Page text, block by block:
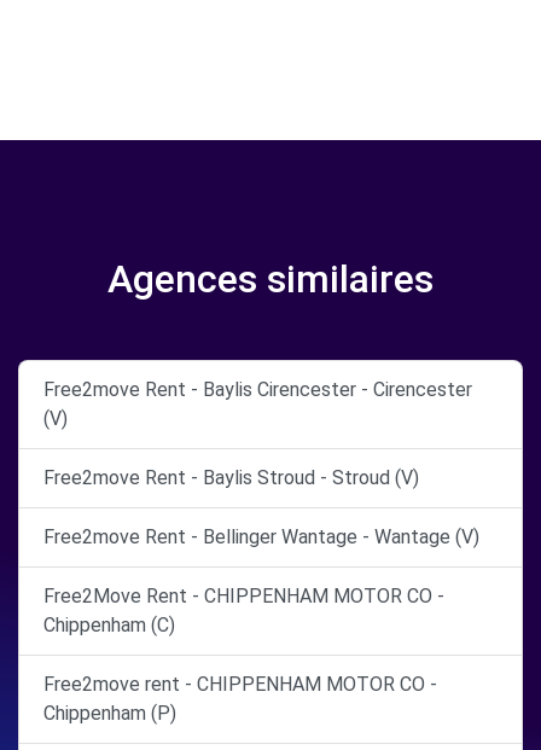
Agences similaires
Free2move Rent - Baylis Cirencester - Cirencester
(V)
Free2move Rent - Baylis Stroud - Stroud (V)
Free2move Rent - Bellinger Wantage - Wantage (V)
Free2Move Rent - CHIPPENHAM MOTOR CO -
Chippenham (C)
Free2move rent - CHIPPENHAM MOTOR CO -
Chippenham (P)